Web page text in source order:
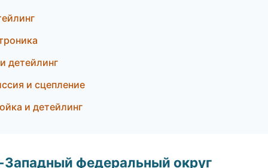
детейлинг
и сцепление
и детейлинг
федеральный округ